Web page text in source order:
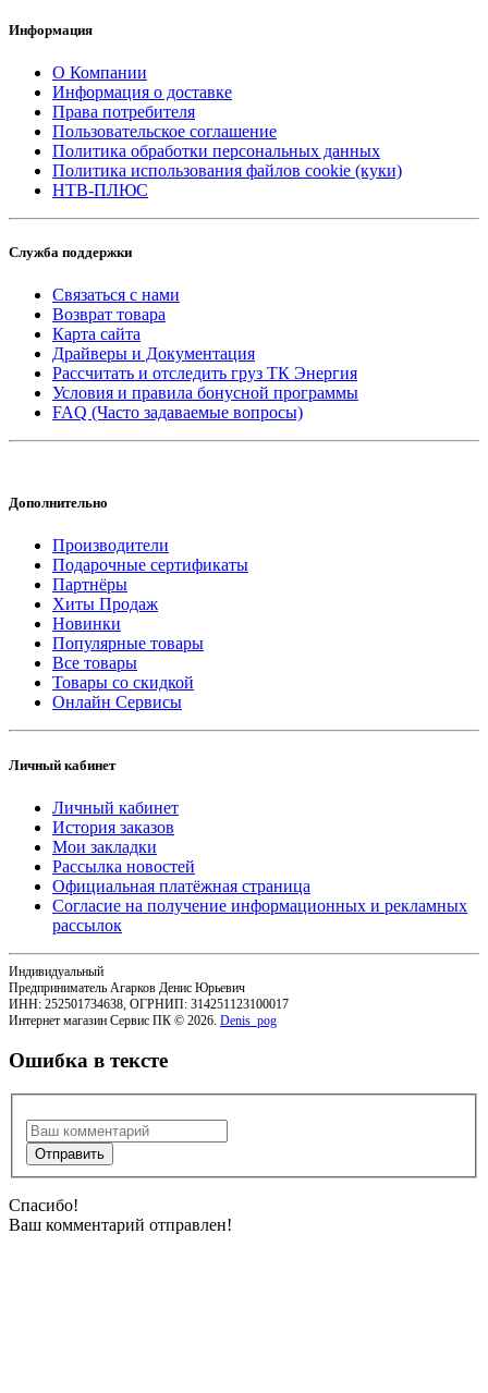
Информация
О Компании
Информация о доставке
Права потребителя
Пользовательское соглашение
Политика обработки персональных данных
Политика использования файлов cookie (куки)
НТВ-ПЛЮС
Служба поддержки
Связаться с нами
Возврат товара
Карта сайта
Драйверы и Документация
Рассчитать и отследить груз ТК Энергия
Условия и правила бонусной программы
FAQ (Часто задаваемые вопросы)
Дополнительно
Производители
Подарочные сертификаты
Партнёры
Хиты Продаж
Новинки
Популярные товары
Все товары
Товары со скидкой
Онлайн Сервисы
Личный кабинет
Личный кабинет
История заказов
Мои закладки
Рассылка новостей
Официальная платёжная страница
Согласие на получение информационных и рекламных
рассылок
Индивидуальный
Предприниматель Агарков Денис Юрьевич
ИНН: 252501734638, ОГРНИП: 314251123100017
Интернет магазин Сервис ПК © 2026. Denis_pog
Ошибка в тексте
Спасибо!
Ваш комментарий отправлен!